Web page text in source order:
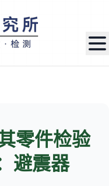
零件检验
避震器